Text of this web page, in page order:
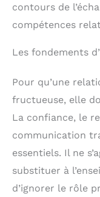
contours de
compétences
Les fondements
Pour qu’une
fructueuse, elle
La confiance, le
communication
essentiels. Il ne
substituer à
d’ignorer le rôle